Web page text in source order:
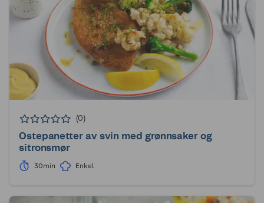
(0)
Ostepanetter av svin med grønnsaker og
sitronsmør
30min Enkel